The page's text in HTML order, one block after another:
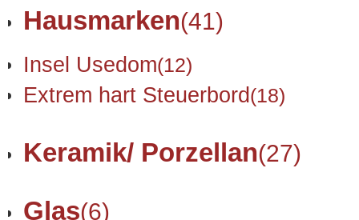
Hausmarken(41)
Insel Usedom(12)
Extrem hart Steuerbord(18)
Keramik/ Porzellan(27)
Glas(6)